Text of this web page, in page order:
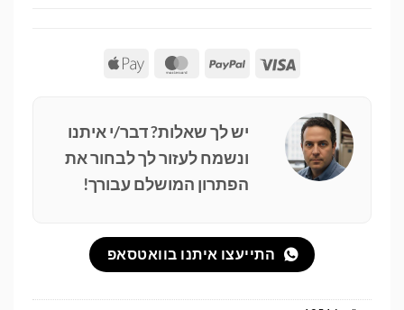
Visa
PayPal
MasterCard
Apple
יש לך שאלות? דבר/י איתנו
ונשמח לעזור לך לבחור את
הפתרון המושלם עבורך!
התייעצו איתנו בוואטסאפ